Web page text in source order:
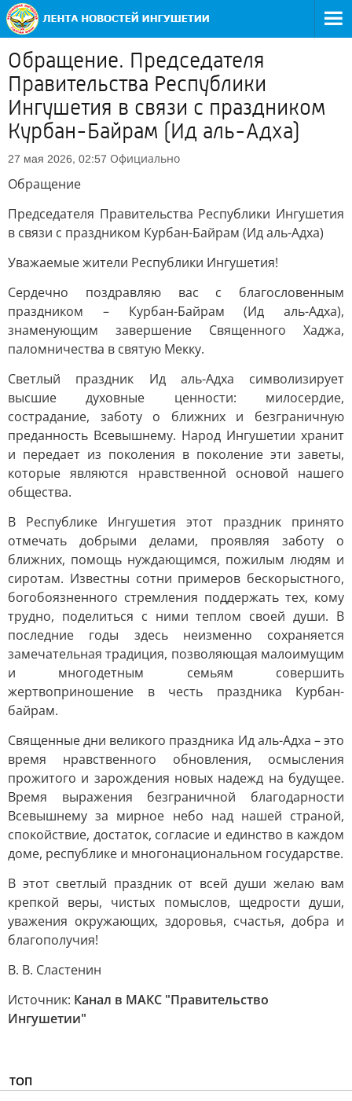
Обращение. Председателя
Правительства Республики
Ингушетия в связи с праздником
Курбан-Байрам (Ид аль-Адха)
27 мая 2026, 02:57 Официально
Обращение
Председателя Правительства Республики Ингушетия
в связи с праздником Курбан-Байрам (Ид аль-Адха)
Уважаемые жители Республики Ингушетия!
Сердечно поздравляю вас с благословенным
праздником – Курбан-Байрам (Ид аль-Адха),
знаменующим завершение Священного Хаджа,
паломничества в святую Мекку.
Светлый праздник Ид аль-Адха символизирует
высшие духовные ценности: милосердие,
сострадание, заботу о ближних и безграничную
преданность Всевышнему. Народ Ингушетии хранит
и передает из поколения в поколение эти заветы,
которые являются нравственной основой нашего
общества.
В Республике Ингушетия этот праздник принято
отмечать добрыми делами, проявляя заботу о
ближних, помощь нуждающимся, пожилым людям и
сиротам. Известны сотни примеров бескорыстного,
богобоязненного стремления поддержать тех, кому
трудно, поделиться с ними теплом своей души. В
последние годы здесь неизменно сохраняется
замечательная традиция, позволяющая малоимущим
и многодетным семьям совершить
жертвоприношение в честь праздника Курбан-
байрам.
Священные дни великого праздника Ид аль-Адха – это
время нравственного обновления, осмысления
прожитого и зарождения новых надежд на будущее.
Время выражения безграничной благодарности
Всевышнему за мирное небо над нашей страной,
спокойствие, достаток, согласие и единство в каждом
доме, республике и многонациональном государстве.
В этот светлый праздник от всей души желаю вам
крепкой веры, чистых помыслов, щедрости души,
уважения окружающих, здоровья, счастья, добра и
благополучия!
В. В. Сластенин
Источник: Канал в МАКС "Правительство
Ингушетии"
ТОП